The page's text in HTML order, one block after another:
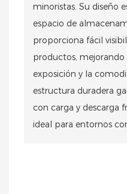
minoristas. Su diseño
espacio de
proporciona fácil
productos, mejorando
exposición y la
estructura duradera
con carga y descarga
ideal para entornos